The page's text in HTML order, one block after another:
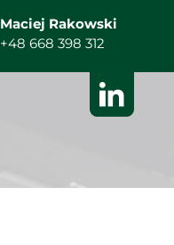
Maciej Rakowski
+48 668 398 312